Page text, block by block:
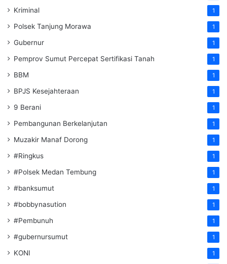
Kriminal 1
Polsek Tanjung Morawa 1
Gubernur 1
Pemprov Sumut Percepat Sertifikasi Tanah 1
BBM 1
BPJS Kesejahteraan 1
9 Berani 1
Pembangunan Berkelanjutan 1
Muzakir Manaf Dorong 1
#Ringkus 1
#Polsek Medan Tembung 1
#banksumut 1
#bobbynasution 1
#Pembunuh 1
#gubernursumut 1
KONI 1